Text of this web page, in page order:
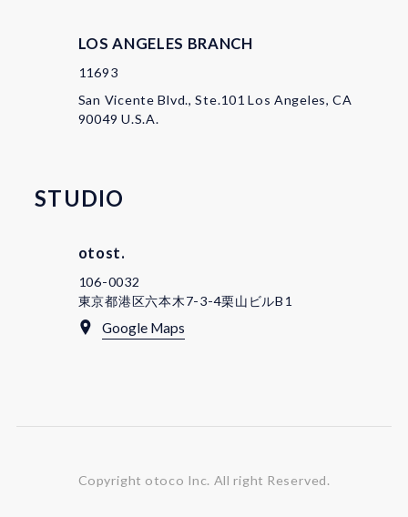
LOS ANGELES BRANCH
11693
San Vicente Blvd., Ste.101 Los Angeles, CA
90049 U.S.A.
STUDIO
otost.
106-0032
東京都港区六本木7-3-4栗山ビルB1
Google Maps
Copyright otoco Inc. All right Reserved.